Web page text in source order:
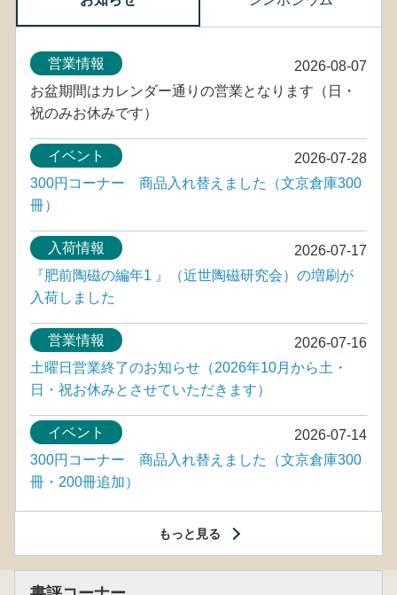
2026-08-07
営業情報
お盆期間はカレンダー通りの営業となります（日・
祝のみお休みです）
2026-07-28
イベント
300円コーナー 商品入れ替えました（文京倉庫300
冊）
2026-07-17
入荷情報
『肥前陶磁の編年1 』（近世陶磁研究会）の増刷が
入荷しました
2026-07-16
営業情報
土曜日営業終了のお知らせ（2026年10月から土・
日・祝お休みとさせていただきます）
2026-07-14
イベント
300円コーナー 商品入れ替えました（文京倉庫300
冊・200冊追加）
もっと見る